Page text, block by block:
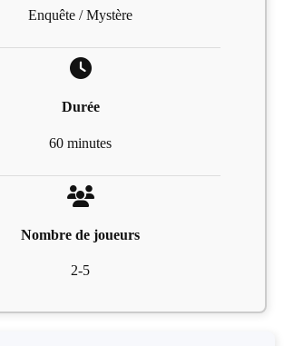
Enquête / Mystère
Durée
60 minutes
Nombre de joueurs
2-5